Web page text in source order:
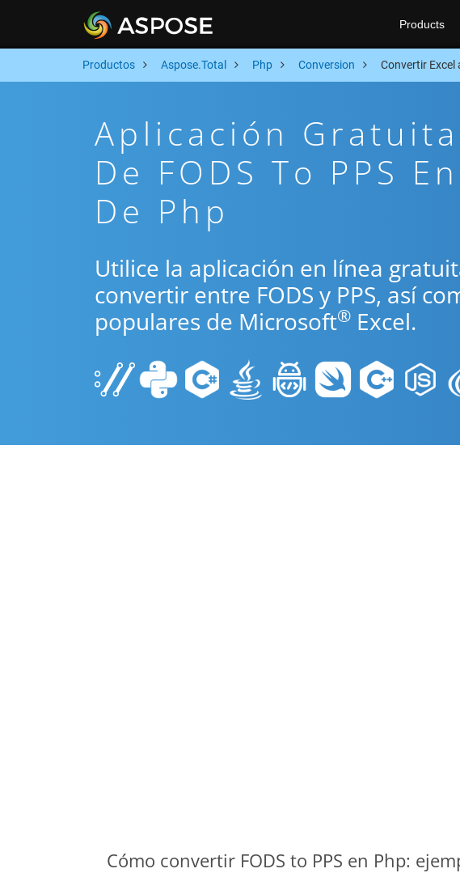
Products
Productos Aspose.Total Php Conversion Convertir Excel
Aplicación
De FODS To PPS
De Php
Utilice la aplicación en línea
convertir entre FODS y PPS, así
populares de Microsoft® Excel.
Cómo convertir FODS to PPS en Php: